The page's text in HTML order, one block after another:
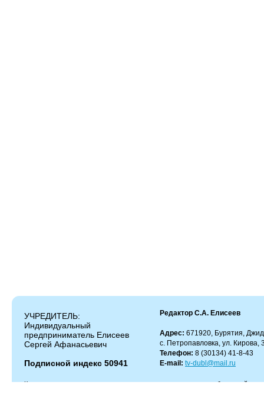
УЧРЕДИТЕЛЬ:
Индивидуальный
предприниматель Елисеев
Сергей Афанасьевич
Подписной индекс 50941
Редактор С.А. Елисеев
Адрес: 671920, Бурятия,
с. Петропавловка, ул. Кирова,
Телефон: 8 (30134) 41-8-43
E-mail: tv-dubl@mail.ru
Копирование и цитирование материалов разрешено только с работающей